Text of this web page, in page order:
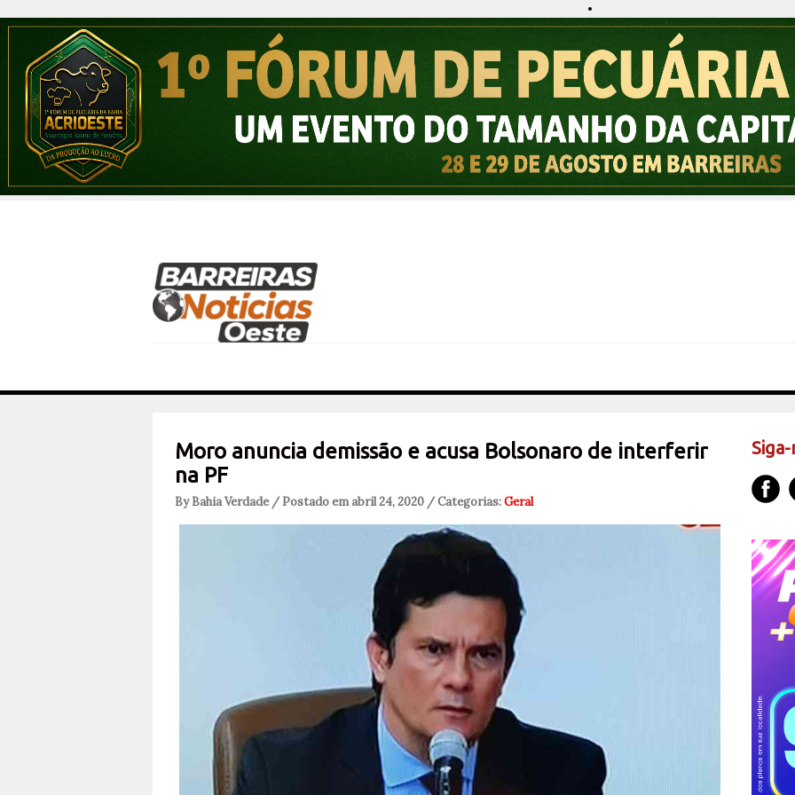
Moro anuncia demissão e acusa Bolsonaro de interferir
na PF
By Bahia Verdade / Postado em abril 24, 2020 / Categorias:Geral